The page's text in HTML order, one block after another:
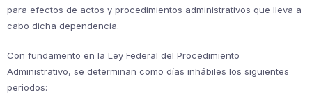
para efectos de actos y procedimientos administrativos que lleva a
cabo dicha dependencia.
Con fundamento en la Ley Federal del Procedimiento
Administrativo, se determinan como días inhábiles los siguientes
periodos: